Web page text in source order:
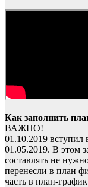
Как заполнить
ВАЖНО!
01.10.2019
01.05.2019. В этом
составлять не
перенесли в план
часть в план-